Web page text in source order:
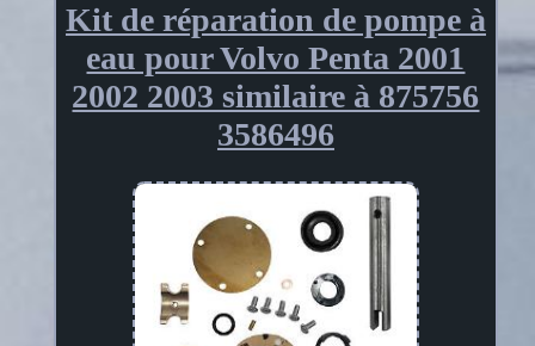
Kit de réparation de pompe à
eau pour Volvo Penta 2001
2002 2003 similaire à 875756
3586496